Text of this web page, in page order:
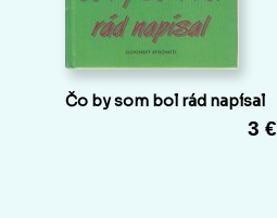
Čo by som bol rád napísal
3 €